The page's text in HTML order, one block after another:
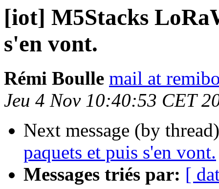
[iot] M5Stacks
s'en vont.
Rémi Boulle mail at
Jeu 4 Nov 10:40:53 CET
Next message (by
paquets et puis s'en vont.
Messages triés par: [